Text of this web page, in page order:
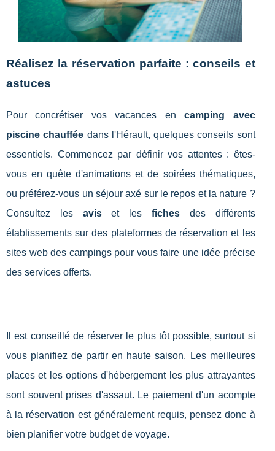
Réalisez la réservation parfaite : conseils et
astuces
Pour concrétiser vos vacances encamping avec
piscine chauffée dans l'Hérault, quelques conseils sont
essentiels. Commencez par définir vos attentes : êtes-
vous en quête d'animations et de soirées thématiques,
ou préférez-vous un séjour axé sur le repos et la nature ?
Consultez les aviset lesfiches des différents
établissements sur des plateformes de réservation et les
sites web des campings pour vous faire une idée précise
des services offerts.
Il est conseillé de réserver le plus tôt possible, surtout si
vous planifiez de partir en haute saison. Les meilleures
places et les options d'hébergement les plus attrayantes
sont souvent prises d'assaut. Le paiement d'un acompte
à la réservation est généralement requis, pensez donc à
bien planifier votre budget de voyage.